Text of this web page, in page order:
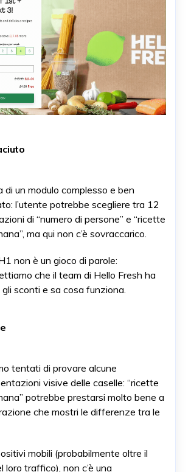
di un modulo complesso e ben
l’utente potrebbe scegliere tra 12
di “numero di persone” e “ricette
ma qui non c’è sovraccarico.
non è un gioco di parole:
che il team di Hello Fresh ha
sconti e sa cosa funziona.
tentati di provare alcune
visive delle caselle: “ricette
potrebbe prestarsi molto bene a
che mostri le differenze tra le
mobili (probabilmente oltre il
loro traffico), non c’è una